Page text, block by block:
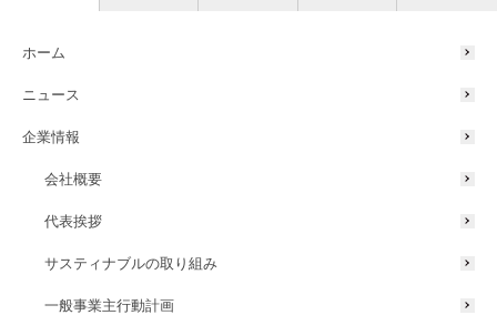
ホーム
ニュース
企業情報
会社概要
代表挨拶
サスティナブルの取り組み
一般事業主行動計画